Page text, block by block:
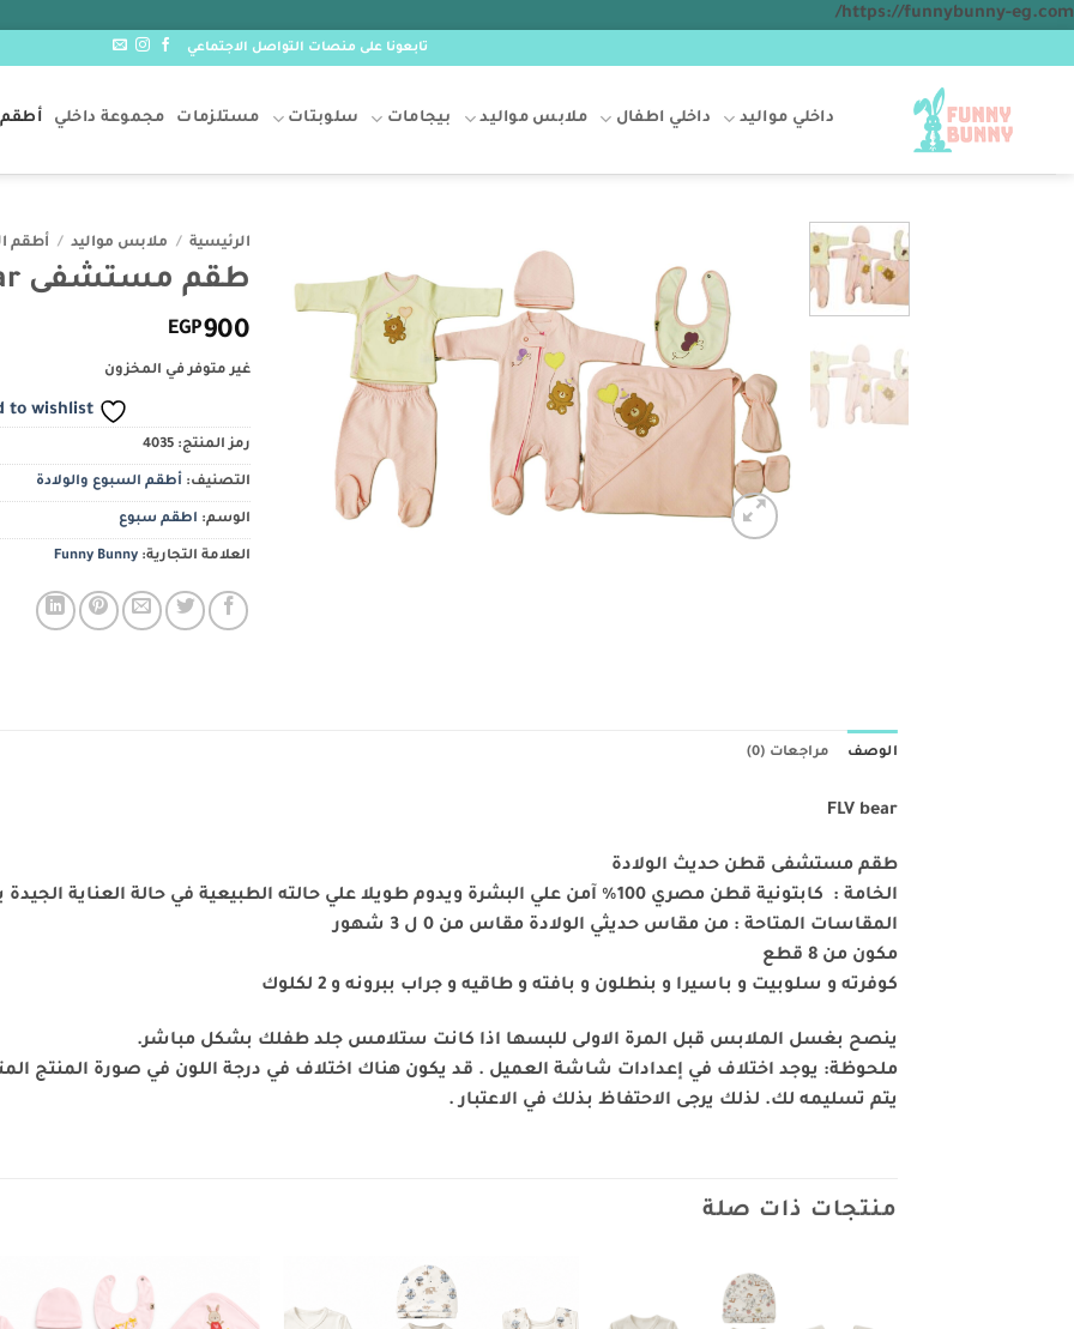
https://funnybunny-eg.com/ تخطي
تابعونا على منصات التواصل الاجتماعي
داخلي مواليد داخلي اطفال ملابس مواليد بيجامات سلوبتات مستلزمات مجموعة داخلي أطقم
Add to
الرئيسية / ملابس مواليد / أطقم
طقم مستشفى FLV bear
EGP900
غير متوفر في المخزون
to wishlist
رمز المنتج: 4035
التصنيف: أطقم السبوع والولادة
الوسم: اطقم سبوع
العلامة التجارية: Funny Bunny
الوصف مراجعات (0)
FLV bear
طقم مستشفى قطن حديث الولادة
الخامة : كابتونية قطن مصري 100% آمن علي البشرة ويدوم طويلا علي حالته الطبيعية في حالة العناية الجيدة به
المقاسات المتاحة : من مقاس حديثي الولادة مقاس من 0 ل 3 شهور
مكون من 8 قطع
كوفرته و سلوبيت و باسيرا و بنطلون و بافته و طاقيه و جراب ببرونه و 2 لكلوك
ينصح بغسل الملابس قبل المرة الاولى للبسها اذا كانت ستلامس جلد طفلك بشكل مباشر.
ملحوظة: يوجد اختلاف في إعدادات شاشة العميل . قد يكون هناك اختلاف في درجة اللون في صورة المنتج
يتم تسليمه لك. لذلك يرجى الاحتفاظ بذلك في الاعتبار .
منتجات ذات صلة
Add to
Add to